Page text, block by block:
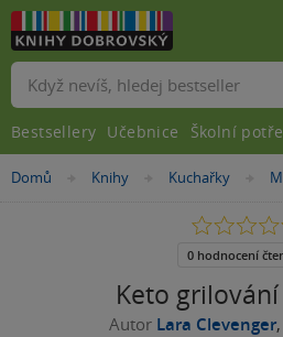
Nacházíte
Domů »
Knihy »
Kuchařky »
Keto
Autor Lara Clevenger,
0.0
5
0 hodnocení
Vyhledávání
Bestsellery Učebnice Školní